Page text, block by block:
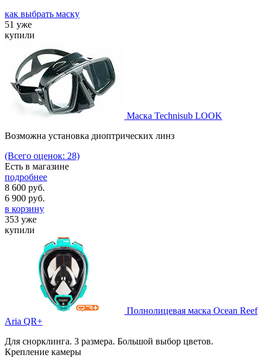
как выбрать маску
51 уже
купили
Маска Technisub LOOK
Возможна установка диоптрических линз
(Всего оценок: 28)
Есть в магазине
подробнее
8 600 руб.
6 900 руб.
в корзину
353 уже
купили
Полнолицевая маска Ocean Reef
Aria QR+
Для снорклинга. 3 размера. Большой выбор цветов.
Крепление камеры